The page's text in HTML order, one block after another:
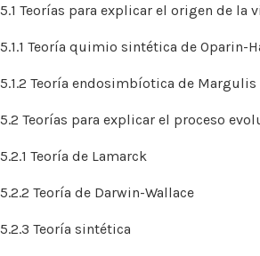
5.1 Teorías para explicar el origen de la
5.1.1 Teoría quimio sintética de Oparin-
5.1.2 Teoría endosimbíotica de Margulis
5.2 Teorías para explicar el proceso
5.2.1 Teoría de Lamarck
5.2.2 Teoría de Darwin-Wallace
5.2.3 Teoría sintética